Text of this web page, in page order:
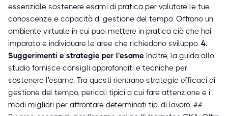
essenziale sostenere esami di pratica per valutare le tue
conoscenze e capacità di gestione del tempo. Offrono un
ambiente virtuale in cui puoi mettere in pratica ciò che hai
imparato e individuare le aree che richiedono sviluppo. 4.
Suggerimenti e strategie per l'esame Inoltre, la guida allo
studio fornisce consigli approfonditi e tecniche per
sostenere l'esame. Tra questi rientrano strategie efficaci di
gestione del tempo, pericoli tipici a cui fare attenzione e i
modi migliori per affrontare determinati tipi di lavoro. ##